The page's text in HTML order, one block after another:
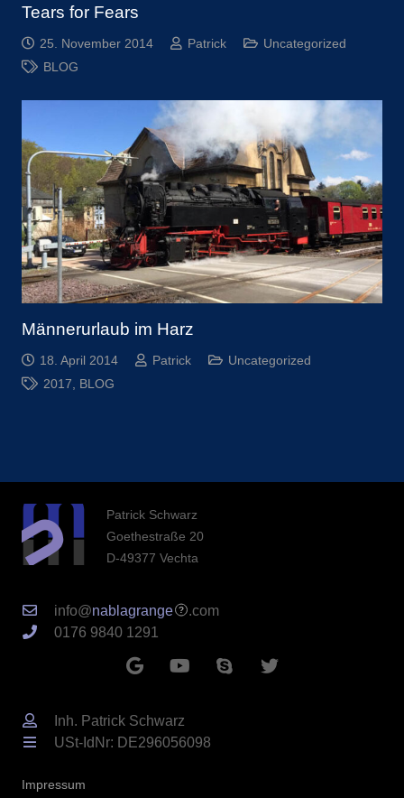
Tears for Fears
25. November 2014 Patrick
Uncategorized
BLOG
Männerurlaub im Harz
18. April 2014 Patrick
Uncategorized
2017, BLOG
Patrick Schwarz
Goethestraße 20
D-49377 Vechta
info@nablagrange
.com
0176 9840 1291
Inh. Patrick Schwarz
USt-IdNr: DE296056098
Impressum